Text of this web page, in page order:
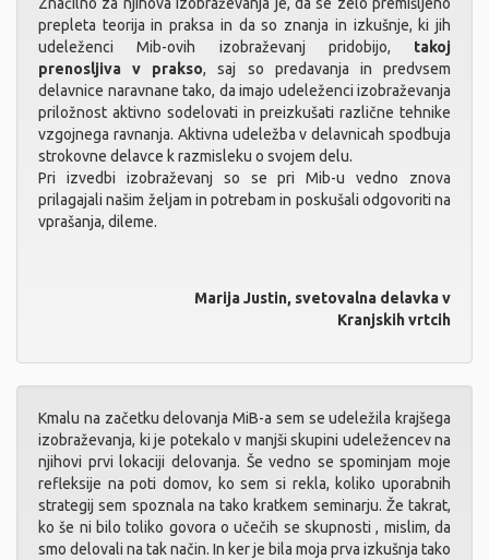
prepleta teorija in praksa in da so znanja in izkušnje, ki jih
udeleženci Mib-ovih izobraževanj pridobijo, takoj
prenosljiva v prakso, saj so predavanja in predvsem
delavnice naravnane tako, da imajo udeleženci izobraževanja
priložnost aktivno sodelovati in preizkušati različne tehnike
vzgojnega ravnanja. Aktivna udeležba v delavnicah spodbuja
strokovne delavce k razmisleku o svojem delu.
Pri izvedbi izobraževanj so se pri Mib-u vedno znova
prilagajali našim željam in potrebam in poskušali odgovoriti na
vprašanja, dileme.
Marija Justin, svetovalna delavka v
Kranjskih vrtcih
Kmalu na začetku delovanja MiB-a sem se udeležila krajšega
izobraževanja, ki je potekalo v manjši skupini udeležencev na
njihovi prvi lokaciji delovanja. Še vedno se spominjam moje
refleksije na poti domov, ko sem si rekla, koliko uporabnih
strategij sem spoznala na tako kratkem seminarju. Že takrat,
ko še ni bilo toliko govora o učečih se skupnosti , mislim, da
smo delovali na tak način. In ker je bila moja prva izkušnja tako